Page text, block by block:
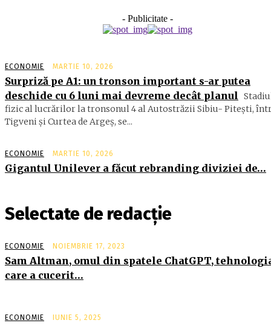
- Publicitate -
ECONOMIE MARTIE 10, 2026
Surpriză pe A1: un tronson important s-ar putea
deschide cu 6 luni mai devreme decât planul
fizic al lucrărilor la tronsonul 4 al Autostrăzii Sibiu- Piteşti,
Tigveni şi Curtea de Argeş, se...
ECONOMIE MARTIE 10, 2026
Gigantul Unilever a făcut rebranding diviziei de…
Selectate de redacție
ECONOMIE NOIEMBRIE 17, 2023
Sam Altman, omul din spatele ChatGPT,
care a cucerit…
ECONOMIE IUNIE 5, 2025